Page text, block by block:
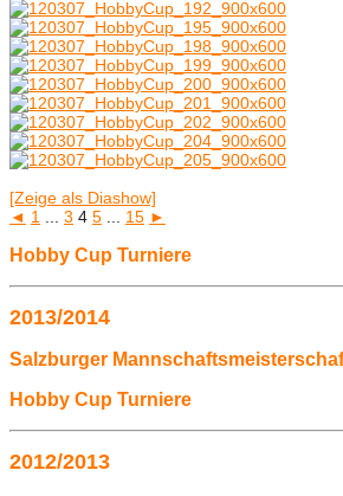
[Zeige als Diashow]
◄ 1 3 4 5 15 ►
Hobby Cup Turniere
2013/2014
Salzburger
Hobby Cup Turniere
2012/2013